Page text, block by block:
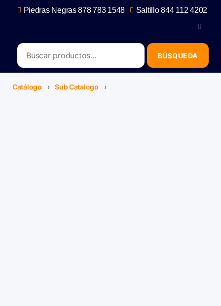
Piedras Negras 878 783 1548
Saltillo 844 112 4202
Catálogo › Sub Catalogo ›